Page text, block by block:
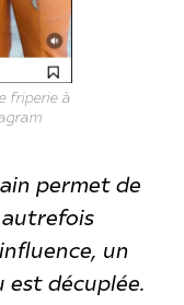
friperie à
permet de
un
est décuplée.